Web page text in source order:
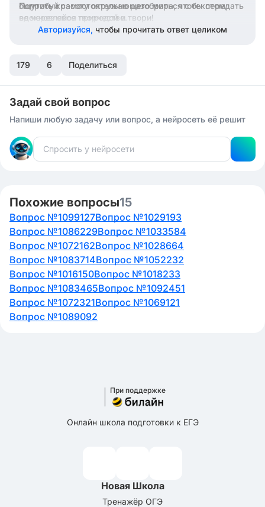
ощутить красоту окружающего мира, чтобы передать
ее через свое творчество.
Попробуй самостоятельно разобраться с текстом,
вдохновляйся природой и твори!
Авторизуйся, чтобы прочитать ответ целиком
179 6 Поделиться
Задай свой вопрос
Напиши любую задачу или вопрос, а нейросеть её решит
Похожие вопросы15
Вопрос №1099127Вопрос №1029193
Вопрос №1086229Вопрос №1033584
Вопрос №1072162Вопрос №1028664
Вопрос №1083714Вопрос №1052232
Вопрос №1016150Вопрос №1018233
Вопрос №1083465Вопрос №1092451
Вопрос №1072321Вопрос №1069121
Вопрос №1089092
При поддержке
Онлайн школа подготовки к ЕГЭ
Новая Школа
Тренажёр ОГЭ